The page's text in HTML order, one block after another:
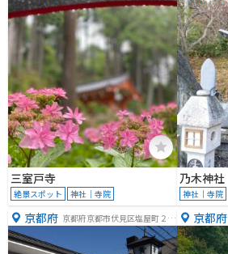
三室戸寺
絶景スポット 神社｜寺院
乃木神社
神社｜寺院
京都府 京都府京都市伏見区塩屋町２２
京都府